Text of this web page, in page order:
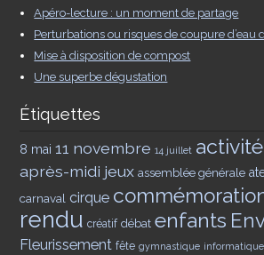
Apéro-lecture : un moment de partage
Perturbations ou risques de coupure d’eau
Mise à disposition de compost
Une superbe dégustation
Étiquettes
8 mai 11 novembre 14 juillet activité
après-midi jeux assemblée générale
carnaval cirque
rendu créatif débat enfants
Fleurissement fête gymnastique informatique